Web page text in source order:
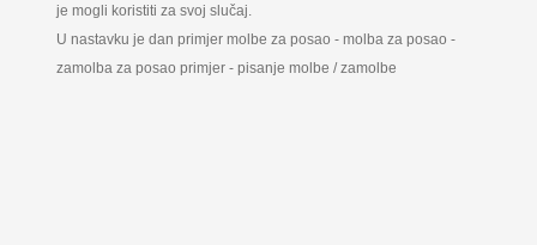
je mogli koristiti za svoj slučaj.
U nastavku je dan primjer molbe za posao - molba za posao -
zamolba za posao primjer - pisanje molbe / zamolbe